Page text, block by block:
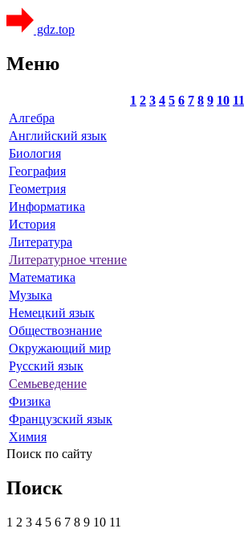
gdz.top
Меню
1 2 3 4 5 6 7 8 9 10 11
Алгебра
Английский язык
Биология
География
Геометрия
Информатика
История
Литература
Литературное чтение
Математика
Музыка
Немецкий язык
Обществознание
Окружающий мир
Русский язык
Семьеведение
Физика
Французский язык
Химия
Поиск по сайту
Поиск
1 2 3 4 5 6 7 8 9 10 11